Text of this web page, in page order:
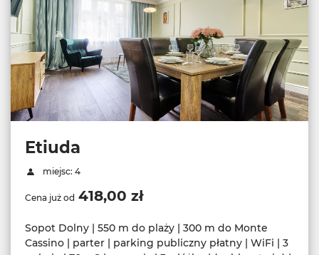
Etiuda
miejsc: 4
Cena już od 418,00 zł
Sopot Dolny | 550 m do plaży | 300 m do Monte
Cassino | parter | parking publiczny płatny | WiFi | 3